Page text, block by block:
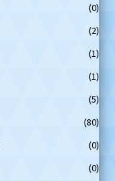
(0)
(2)
(1)
(1)
(5)
(80)
(0)
(0)